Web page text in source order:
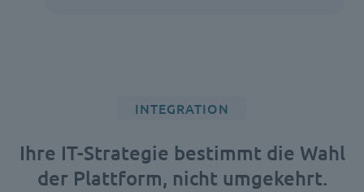
INTEGRATION
Ihre IT-Strategie bestimmt die Wahl
der Plattform, nicht umgekehrt.